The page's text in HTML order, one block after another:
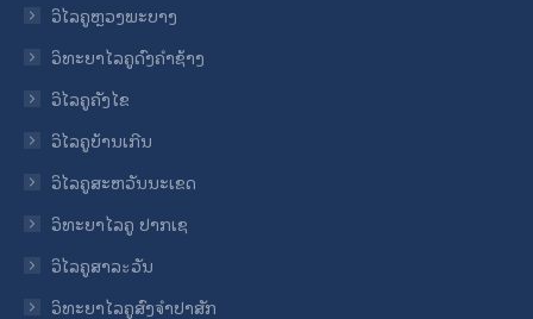
ວິໄລຄູຫຼວງພະບາງ
ວິທະຍາໄລຄູດົງຄໍາຊ້າງ
ວິໄລຄູຄັງໄຂ
ວິໄລຄູບ້ານເກີນ
ວິໄລຄູສະຫວັນນະເຂດ
ວິທະຍາໄລຄູ ປາກເຊ
ວິໄລຄູສາລะວັນ
ວິທະຍາໄລຄູສົງຈໍາປາສັກ